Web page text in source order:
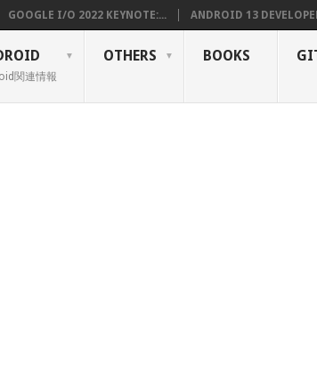
GOOGLE I/O 2022 KEYNOTE:... ANDROID 13
関連情報
OTHERS BOOKS